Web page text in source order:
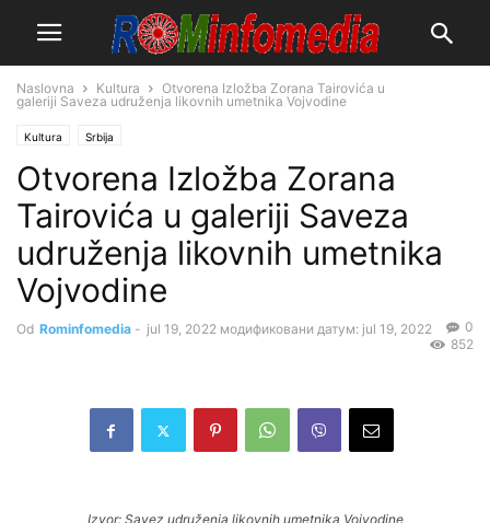
Naslovna Kultura
Otvorena Izložba Zorana Tairovića u
galeriji Saveza udruženja likovnih umetnika Vojvodine
Kultura Srbija
Otvorena Izložba Zorana
Tairovića u galeriji Saveza
udruženja likovnih umetnika
Vojvodine
Od Rominfomedia - jul 19, 2022 модификовани датум: jul 19, 2022
0
852
Izvor: Savez udruženja likovnih umetnika Vojvodine